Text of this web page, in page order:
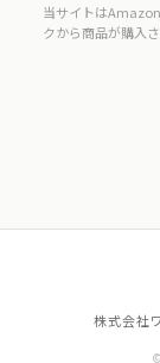
当サイトは
クから商品が購入
株式会社